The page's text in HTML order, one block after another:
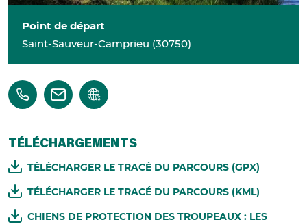
Point de départ
Saint-Sauveur-Camprieu (30750)
TÉLÉCHARGEMENTS
TÉLÉCHARGER LE TRACÉ DU PARCOURS (GPX)
TÉLÉCHARGER LE TRACÉ DU PARCOURS (KML)
CHIENS DE PROTECTION DES TROUPEAUX : LES